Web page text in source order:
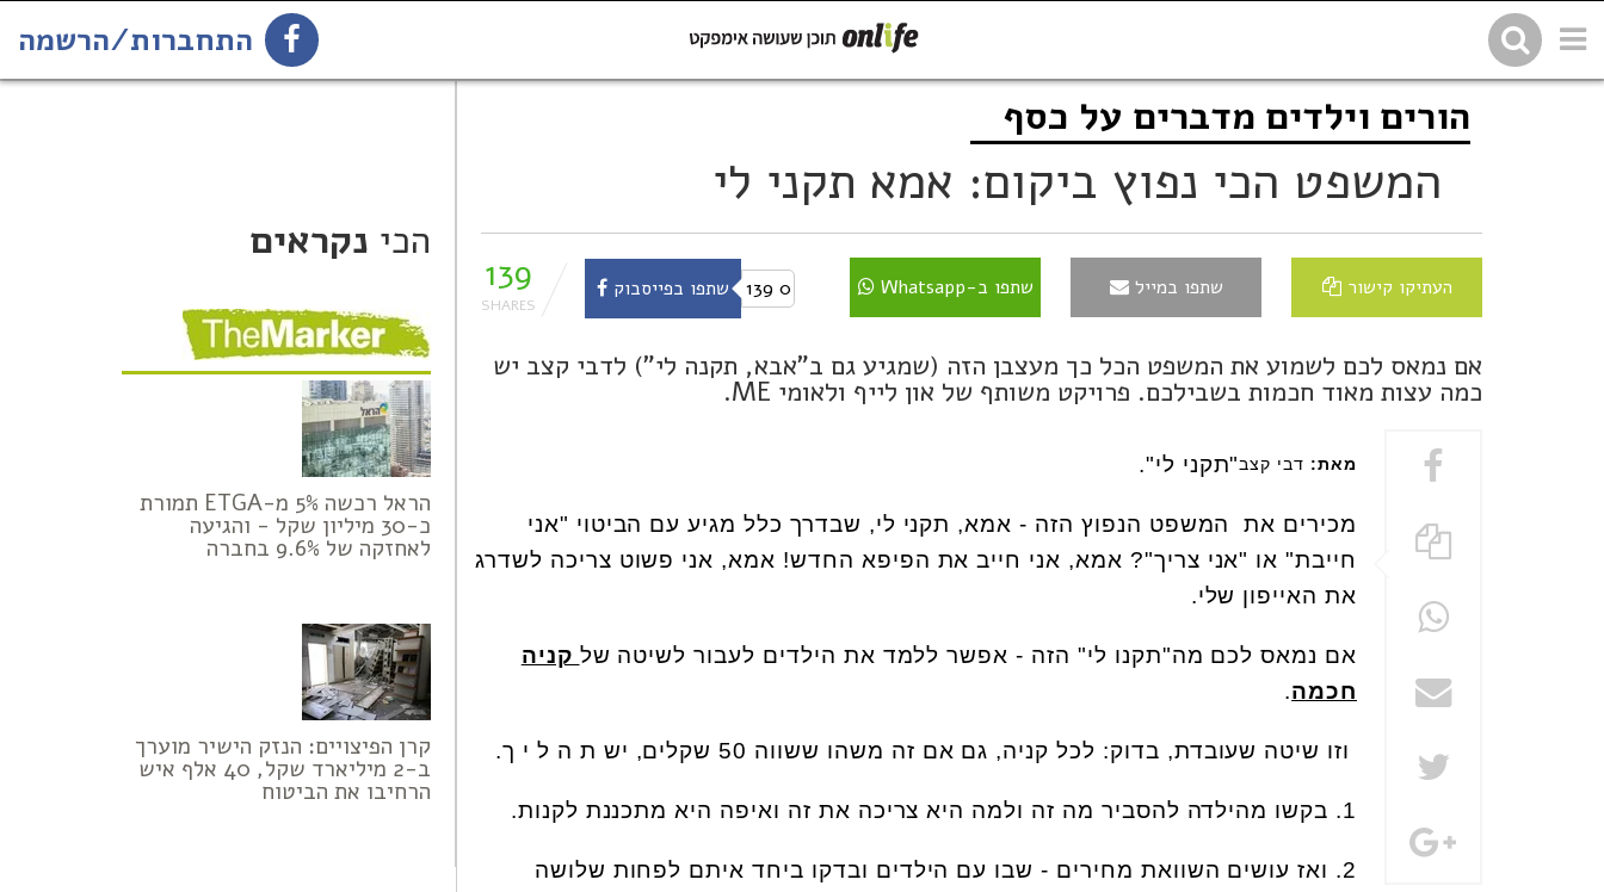
התחברות/הרשמה
שתפו בפייסבוק העתיקו קישור 139 הורים וילדים מדברים על כסף
המשפט הכי נפוץ ביקום: אמא תקני לי
העתיקו קישור שתפו במייל שתפו ב-Whatsapp 0 שתפו בפייסבוק 139
אם נמאס לכם לשמוע את המשפט הכל כך מעצבן הזה (שמגיע גם ב"אבא, תקנה לי") לדבי קצב יש
כמה עצות מאוד חכמות בשבילכם. פרויקט משותף של און לייף ולאומי ME.
מאת: דבי קצב"תקני לי".
מכירים את המשפט הנפוץ הזה - אמא, תקני לי, שבדרך כלל מגיע עם הביטוי "אני
חייבת" או "אני צריך"? אמא, אני חייב את הפיפא החדש! אמא, אני פשוט צריכה לשדרג
את האייפון שלי.
אם נמאס לכם מה"תקנו לי" הזה - אפשר ללמד את הילדים לעבור לשיטה של קניה
חכמה.
וזו שיטה שעובדת, בדוק: לכל קניה, גם אם זה משהו ששווה 50 שקלים, יש ת ה ל י ך.
1. בקשו מהילדה להסביר מה זה ולמה היא צריכה את זה ואיפה היא מתכננת לקנות.
2. ואז עושים השוואת מחירים - שבו עם הילדים ובדקו ביחד איתם לפחות שלושה
הכי נקראים
הראל רכשה 5% מ-ETGA תמורת
כ-30 מיליון שקל - והגיעה
לאחזקה של 9.6% בחברה
קרן הפיצויים: הנזק הישיר מוערך
ב-2 מיליארד שקל, 40 אלף איש
הרחיבו את הביטוח